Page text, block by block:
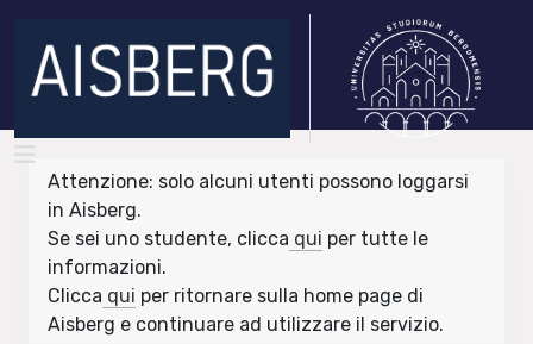
Attenzione: solo alcuni utenti possono loggarsi
in Aisberg.
Se sei uno studente, clicca qui per tutte le
informazioni.
Clicca qui per ritornare sulla home page di
Aisberg e continuare ad utilizzare il servizio.